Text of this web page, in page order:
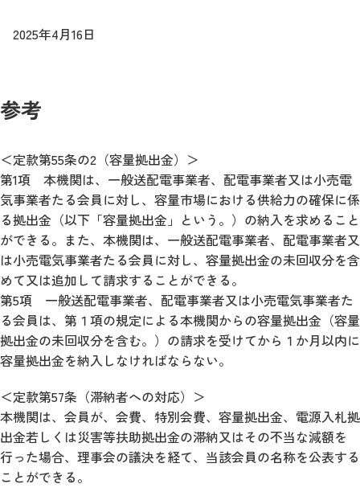
2025年4月16日
参考
＜定款第55条の2（容量拠出金）＞
第1項 本機関は、一般送配電事業者、配電事業者又は小売電
気事業者たる会員に対し、容量市場における供給力の確保に係
る拠出金（以下「容量拠出金」という。）の納入を求めること
ができる。また、本機関は、一般送配電事業者、配電事業者又
は小売電気事業者たる会員に対し、容量拠出金の未回収分を含
めて又は追加して請求することができる。
第5項 一般送配電事業者、配電事業者又は小売電気事業者た
る会員は、第１項の規定による本機関からの容量拠出金（容量
拠出金の未回収分を含む。）の請求を受けてから１か月以内に
容量拠出金を納入しなければならない。
＜定款第57条（滞納者への対応）＞
本機関は、会員が、会費、特別会費、容量拠出金、電源入札拠
出金若しくは災害等扶助拠出金の滞納又はその不当な減額を
行った場合、理事会の議決を経て、当該会員の名称を公表する
ことができる。